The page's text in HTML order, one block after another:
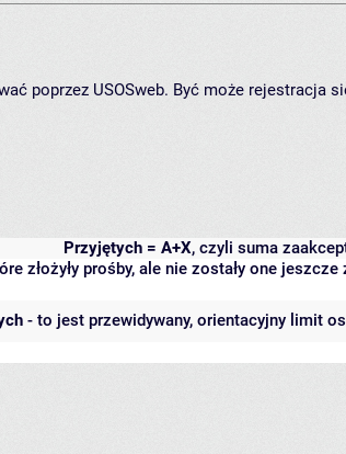
poprzez USOSweb. Być może rejestracja
Przyjętych = A+X, czyli suma
złożyły prośby, ale nie zostały one
- to jest przewidywany, orientacyjny limit